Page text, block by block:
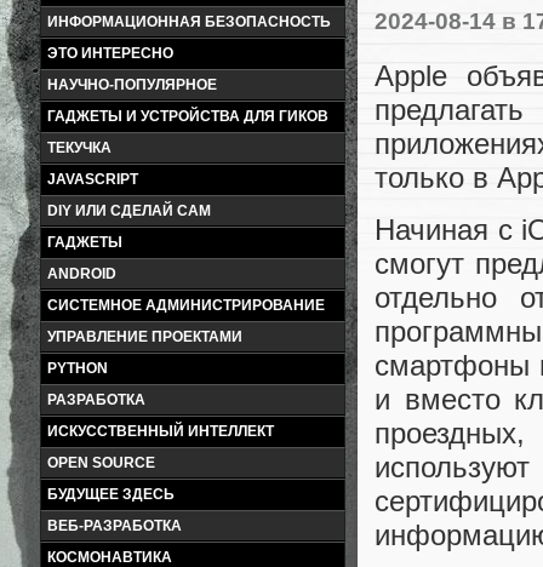
ИНФОРМАЦИОННАЯ БЕЗОПАСНОСТЬ
ЭТО ИНТЕРЕСНО
НАУЧНО-ПОПУЛЯРНОЕ
ГАДЖЕТЫ И УСТРОЙСТВА ДЛЯ ГИКОВ
ТЕКУЧКА
JAVASCRIPT
DIY ИЛИ СДЕЛАЙ САМ
ГАДЖЕТЫ
ANDROID
СИСТЕМНОЕ АДМИНИСТРИРОВАНИЕ
УПРАВЛЕНИЕ ПРОЕКТАМИ
PYTHON
РАЗРАБОТКА
ИСКУССТВЕННЫЙ ИНТЕЛЛЕКТ
OPEN SOURCE
БУДУЩЕЕ ЗДЕСЬ
ВЕБ-РАЗРАБОТКА
КОСМОНАВТИКА
2024-08-14 в
Apple
только в
Начиная с
смогут
отдельно
смартфоны
и вместо